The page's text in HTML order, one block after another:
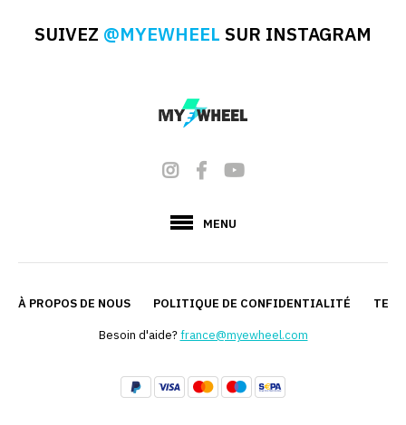
SUIVEZ @MYEWHEEL SUR INSTAGRAM
MENU
À PROPOS DE NOUS POLITIQUE DE CONFIDENTIALITÉ
Besoin d'aide?france@myewheel.com